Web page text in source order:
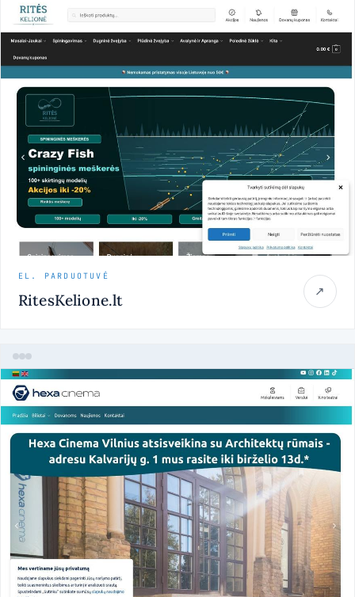
EL. PARDUOTUVĖ
RitesKelione.lt ↗